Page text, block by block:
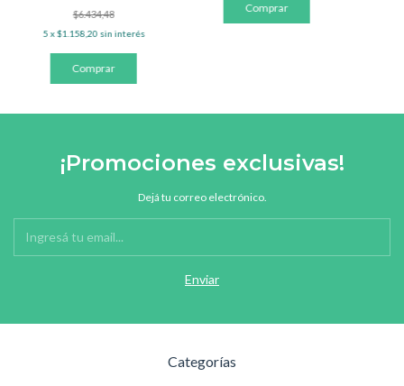
$6.434,48
5x$1.158,20 sin interés
¡Promociones exclusivas!
Dejá tu correo electrónico.
Categorías